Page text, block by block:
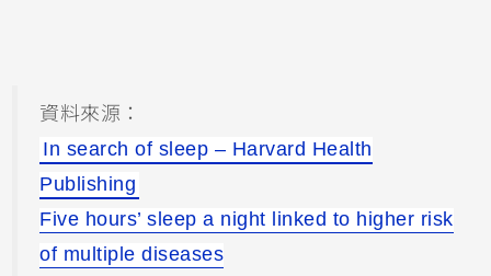
資料來源：
In search of sleep – Harvard Health
Publishing
Five hours’ sleep a night linked to higher risk
of multiple diseases